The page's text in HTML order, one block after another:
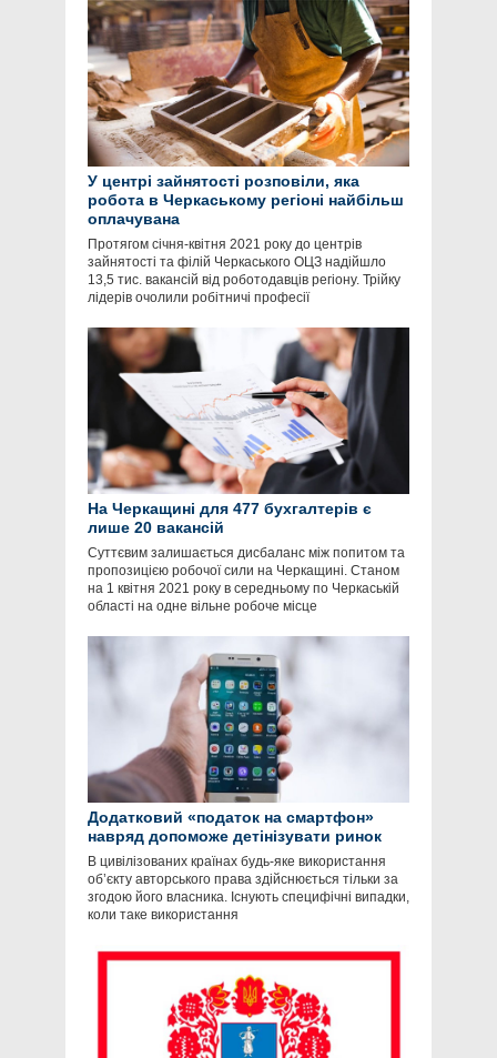
У центрі зайнятості розповіли, яка
робота в Черкаському регіоні найбільш
оплачувана
Протягом січня-квітня 2021 року до центрів
зайнятості та філій Черкаського ОЦЗ надійшло
13,5 тис. вакансій від роботодавців регіону. Трійку
лідерів очолили робітничі професії
На Черкащині для 477 бухгалтерів є
лише 20 вакансій
Суттєвим залишається дисбаланс між попитом та
пропозицією робочої сили на Черкащині. Станом
на 1 квітня 2021 року в середньому по Черкаській
області на одне вільне робоче місце
Додатковий «податок на смартфон»
навряд допоможе детінізувати ринок
В цивілізованих країнах будь-яке використання
об’єкту авторського права здійснюється тільки за
згодою його власника. Існують специфічні випадки,
коли таке використання